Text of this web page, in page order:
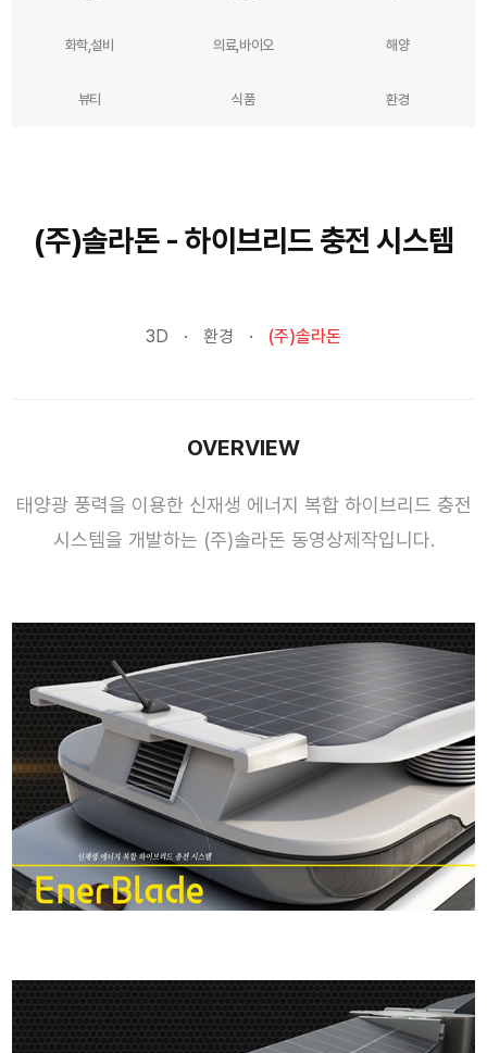
화학,설비 의료,바이오 해양
뷰티 식품 환경
(주)솔라돈 - 하이브리드 충전 시스템
3D 환경 (주)솔라돈
OVERVIEW
태양광 풍력을 이용한 신재생 에너지 복합 하이브리드 충전
시스템을 개발하는 (주)솔라돈 동영상제작입니다.